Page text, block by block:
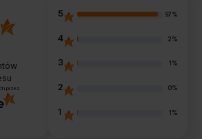
przez
5 97%
4 2%
3 1%
2 0%
1 1%